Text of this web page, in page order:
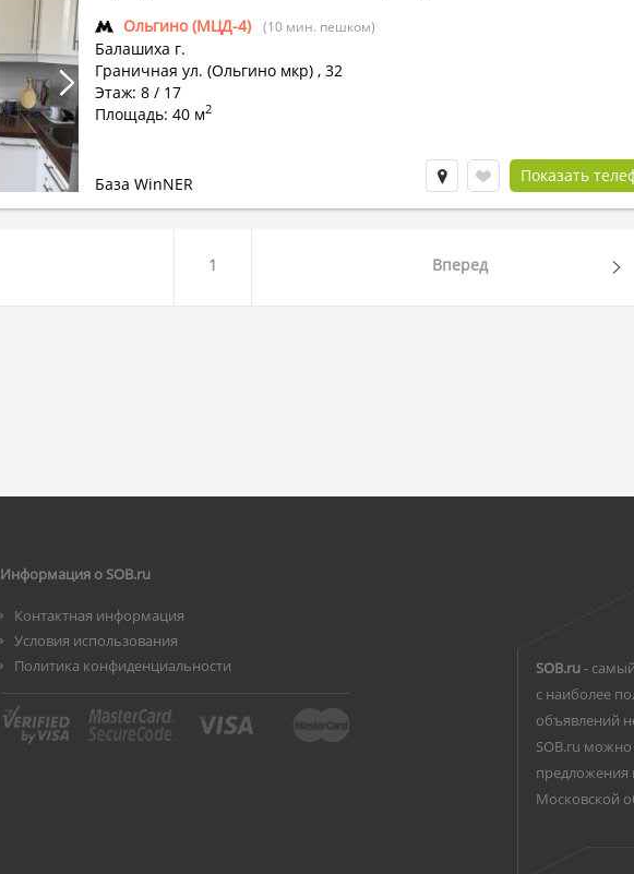
Ольгино (МЦД-4) (10 мин. пешком)
Балашиха г.
Граничная ул. (Ольгино мкр) , 32
Этаж: 8 / 17
Площадь: 40 м2
База WinNER Показать
1 Вперед
Информация о SOB.ru
Контактная информация
Условия использования
Политика конфиденциальности
SOB.ru-
с наиболее
объявлений
SOB.ru можно
Московской